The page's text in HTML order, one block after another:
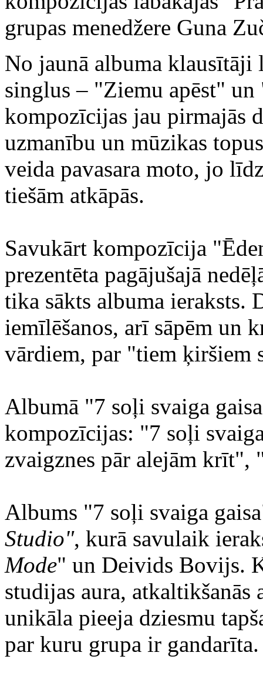
grupas menedžere Guna
No jaunā albuma
singlus – "Ziemu apēst" un
kompozīcijas jau pirmajās
uzmanību un mūzikas
veida pavasara moto, jo
tiešām atkāpās.
Savukārt kompozīcija
prezentēta pagājušajā
tika sākts albuma ieraksts.
iemīlēšanos, arī sāpēm un
vārdiem, par "tiem ķiršiem
Albumā "7 soļi svaiga
kompozīcijas: "7 soļi
zvaigznes pār alejām krīt",
Albums "7 soļi svaiga
Studio", kurā savulaik
Mode" un Deivids Bovijs.
studijas aura,
unikāla pieeja dziesmu
par kuru grupa ir gandarīta.